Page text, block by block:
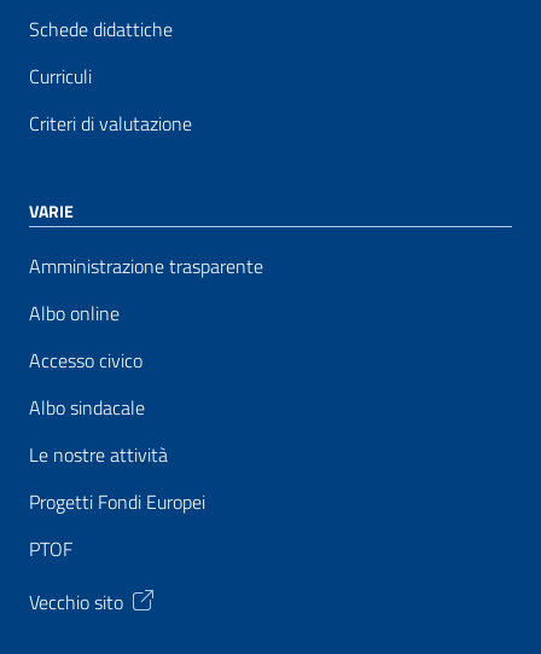
Schede didattiche
Curriculi
Criteri di valutazione
VARIE
Amministrazione trasparente
Albo online
Accesso civico
Albo sindacale
Le nostre attività
Progetti Fondi Europei
PTOF
Vecchio sito